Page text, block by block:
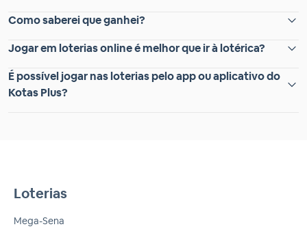
Como saberei que ganhei?
Jogar em loterias online é melhor que ir à lotérica?
É possível jogar nas loterias pelo app ou aplicativo do
Kotas Plus?
Loterias
Mega-Sena